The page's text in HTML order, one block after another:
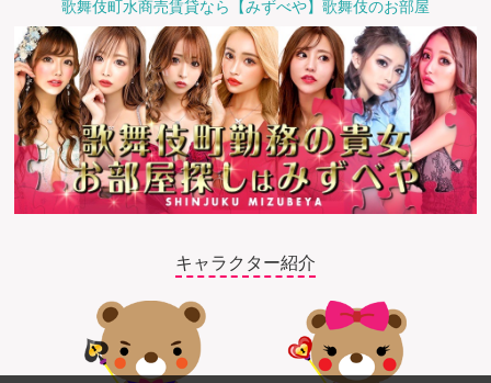
歌舞伎町水商売賃貸なら【みずべや】歌舞伎のお部屋
キャラクター紹介